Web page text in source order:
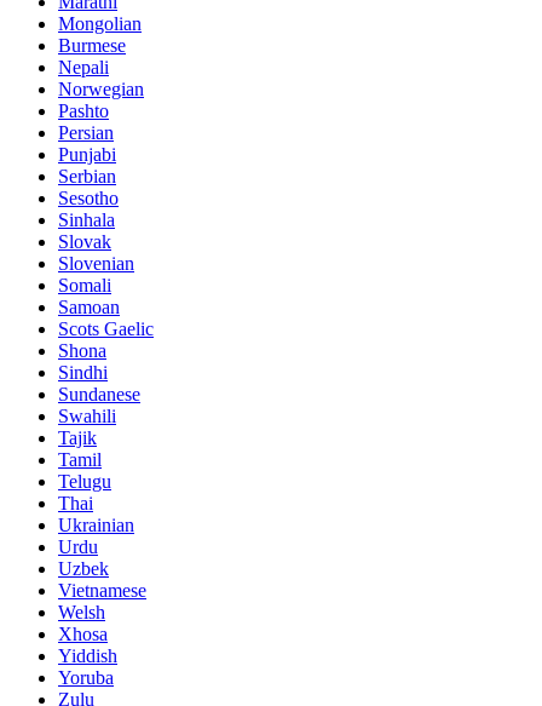
Mongolian
Burmese
Nepali
Norwegian
Pashto
Persian
Punjabi
Serbian
Sesotho
Sinhala
Slovak
Slovenian
Somali
Samoan
Scots Gaelic
Shona
Sindhi
Sundanese
Swahili
Tajik
Tamil
Telugu
Thai
Ukrainian
Urdu
Uzbek
Vietnamese
Welsh
Xhosa
Yiddish
Yoruba
Zulu